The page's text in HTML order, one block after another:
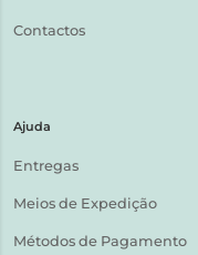
Contactos
Ajuda
Entregas
Meios de Expedição
Métodos de Pagamento